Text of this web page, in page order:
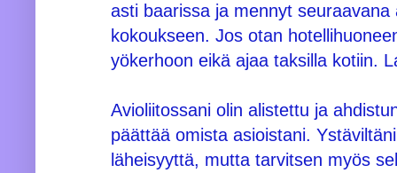
asti baarissa ja mennyt seuraavana
kokoukseen. Jos otan
yökerhoon eikä ajaa taksilla kotiin.
Avioliitossani olin alistettu ja
päättää omista asioistani.
läheisyyttä, mutta tarvitsen myös